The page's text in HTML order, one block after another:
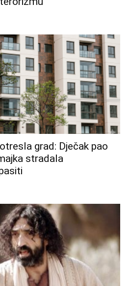
grad: Dječak pao
stradala